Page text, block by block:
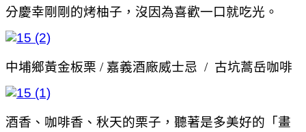
分慶幸剛剛的烤柚子，沒因為喜歡一口就吃光。
中埔鄉黃金板栗 / 嘉義酒廠威士忌 / 古坑蒿岳咖啡
酒香、咖啡香、秋天的栗子，聽著是多美好的「畫